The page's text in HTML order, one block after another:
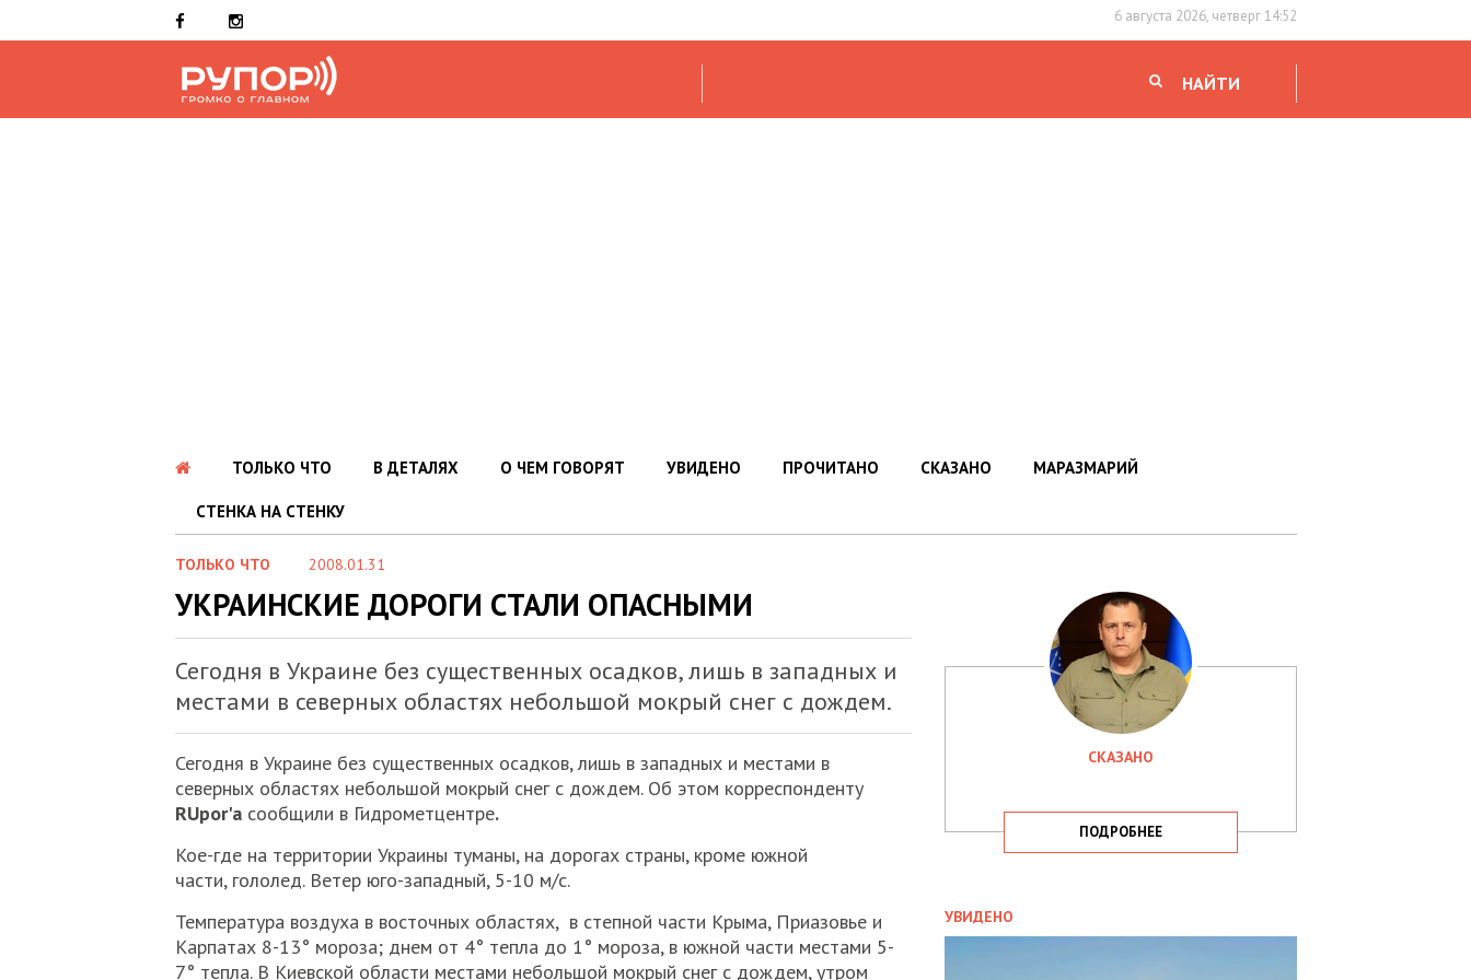
6 августа 2026, четверг 14:52
НАЙТИ
ТОЛЬКО ЧТО В ДЕТАЛЯХ О ЧЕМ ГОВОРЯТ УВИДЕНО ПРОЧИТАНО СКАЗАНО МАРАЗМАРИЙ
СТЕНКА НА СТЕНКУ
ТОЛЬКО ЧТО 2008.01.31
УКРАИНСКИЕ ДОРОГИ СТАЛИ ОПАСНЫМИ
Сегодня в Украине без существенных осадков, лишь в западных и
местами в северных областях небольшой мокрый снег с дождем.
Сегодня в Украине без существенных осадков, лишь в западных и местами в
северных областях небольшой мокрый снег с дождем. Об этом корреспонденту
RUpor'a сообщили в Гидрометцентре.
Кое-где на территории Украины туманы, на дорогах страны, кроме южной
части, гололед. Ветер юго-западный, 5-10 м/с.
Температура воздуха в восточных областях, в степной части Крыма, Приазовье и
Карпатах 8-13° мороза; днем от 4° тепла до 1° мороза, в южной части местами 5-
7° тепла. В Киевской области местами небольшой мокрый снег с дождем, утром
СКАЗАНО
ПОДРОБНЕЕ
УВИДЕНО
ЗАТРИМАЛА